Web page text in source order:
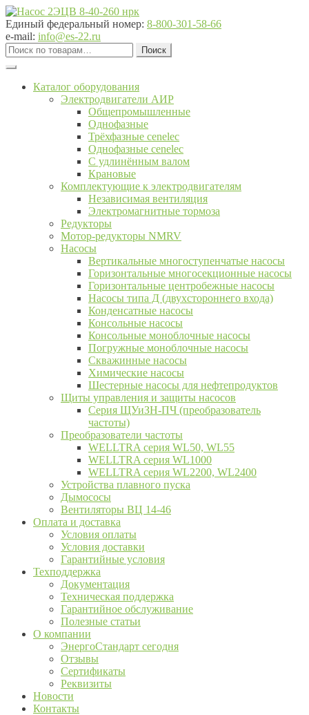
Перейти
к
навигации
Перейти
к
содержимому
Единый федеральный номер: 8-800-301-58-66
e-mail: info@es-22.ru
Искать:
Поиск
Каталог оборудования
Электродвигатели АИР
Общепромышленные
Однофазные
Трёхфазные cenelec
Однофазные cenelec
С удлинённым валом
Крановые
Комплектующие к электродвигателям
Независимая вентиляция
Электромагнитные тормоза
Редукторы
Мотор-редукторы NMRV
Насосы
Вертикальные многоступенчатые насосы
Горизонтальные многосекционные насосы
Горизонтальные центробежные насосы
Насосы типа Д (двухстороннего входа)
Конденсатные насосы
Консольные насосы
Консольные моноблочные насосы
Погружные моноблочные насосы
Скважинные насосы
Химические насосы
Шестерные насосы для нефтепродуктов
Щиты управления и защиты насосов
Серия ЩУиЗН-ПЧ (преобразователь
частоты)
Преобразователи частоты
WELLTRA cерия WL50, WL55
WELLTRA cерия WL1000
WELLTRA серия WL2200, WL2400
Устройства плавного пуска
Дымососы
Вентиляторы ВЦ 14-46
Оплата и доставка
Условия оплаты
Условия доставки
Гарантийные условия
Техподдержка
Документация
Техническая поддержка
Гарантийное обслуживание
Полезные статьи
О компании
ЭнергоСтандарт сегодня
Отзывы
Сертификаты
Реквизиты
Новости
Контакты